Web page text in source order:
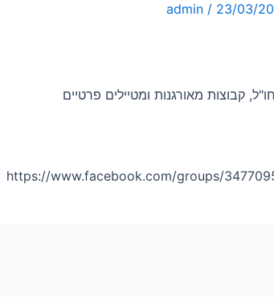
admin / 23/03/
קבוצות מאורגנות ומטיילים פרטיים
https://www.facebook.com/groups/